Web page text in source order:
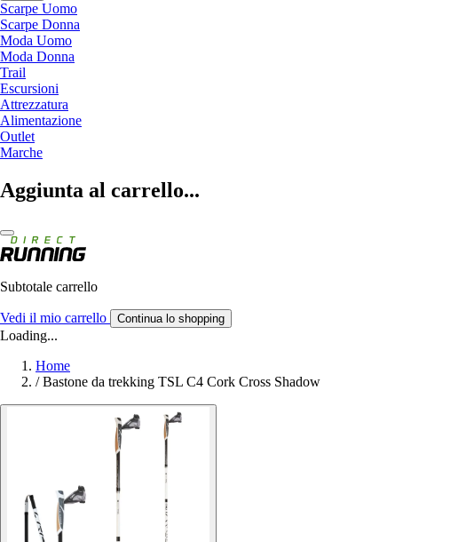
Scarpe Uomo
Scarpe Donna
Moda Uomo
Moda Donna
Trail
Escursioni
Attrezzatura
Alimentazione
Outlet
Marche
Aggiunta al carrello...
Subtotale carrello
Vedi il mio carrello Continua lo shopping
Loading...
Home
/ Bastone da trekking TSL C4 Cork Cross Shadow